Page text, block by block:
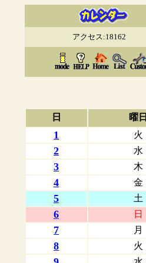
アクセス:18162
日 曜日
1 火
2 水
3 木
4 金
5 土
6 日
7 月
8 火